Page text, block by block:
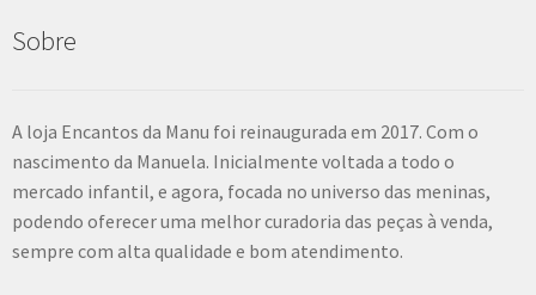
Sobre
A loja Encantos da Manu foi reinaugurada em 2017. Com o
nascimento da Manuela. Inicialmente voltada a todo o
mercado infantil, e agora, focada no universo das meninas,
podendo oferecer uma melhor curadoria das peças à venda,
sempre com alta qualidade e bom atendimento.